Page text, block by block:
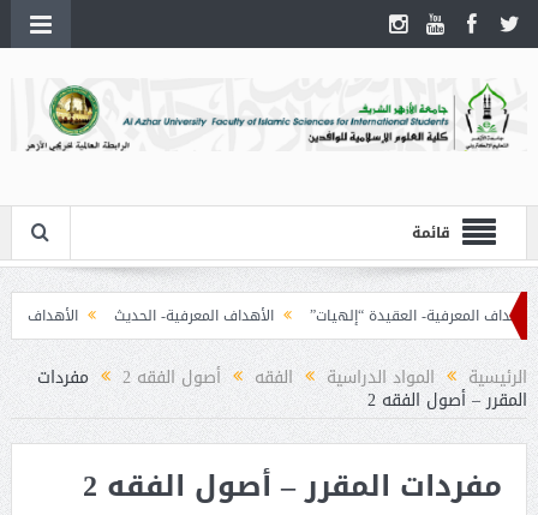
قائمة
المعرفية- العقيدة “إلهيات” الأهداف المعرفية- الحديث الأهداف
الرئيسية المواد الدراسية الفقه أصول الفقه 2 مفردات
المقرر – أصول الفقه 2
مفردات المقرر – أصول الفقه 2